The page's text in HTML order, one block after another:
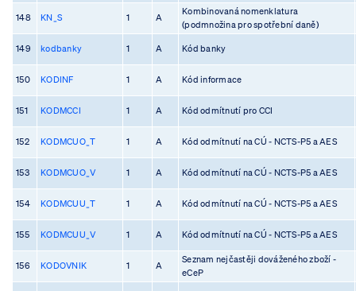
148 KN_S 1 A
Kombinovaná nomenklatura
(podmnožina pro spotřební daně)
149 kodbanky 1 A Kód banky
150 KODINF 1 A Kód informace
151 KODMCCI 1 A Kód odmítnutí pro CCI
152 KODMCUO_T 1 A Kód odmítnutí na CÚ - NCTS-P5 a AES
153 KODMCUO_V 1 A Kód odmítnutí na CÚ - NCTS-P5 a AES
154 KODMCUU_T 1 A Kód odmítnutí na CÚ - NCTS-P5 a AES
155 KODMCUU_V 1 A Kód odmítnutí na CÚ - NCTS-P5 a AES
156 KODOVNIK 1 A
Seznam nejčastěji dováženého zboží -
eCeP